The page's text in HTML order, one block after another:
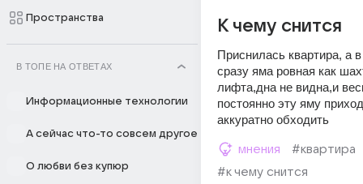
Пространства
В ТОПЕ НА ОТВЕТАХ
Информационные технологии
А сейчас что-то совсем другое
О любви без купюр
К чему снится
Приснилась квартира, а
сразу яма ровная как
лифта,дна не видна,и
постоянно эту яму
аккуратно обходить
мнения
#квартира
#к чему снится